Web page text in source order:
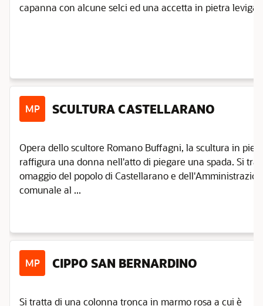
capanna con alcune selci ed una accetta in pietra
MP SCULTURA CASTELLARANO
Opera dello scultore Romano Buffagni, la scultura in
raffigura una donna nell'atto di piegare una spada. Si
omaggio del popolo di Castellarano e
comunale al ...
MP CIPPO SAN BERNARDINO
Si tratta di una colonna tronca in marmo rosa a cui è